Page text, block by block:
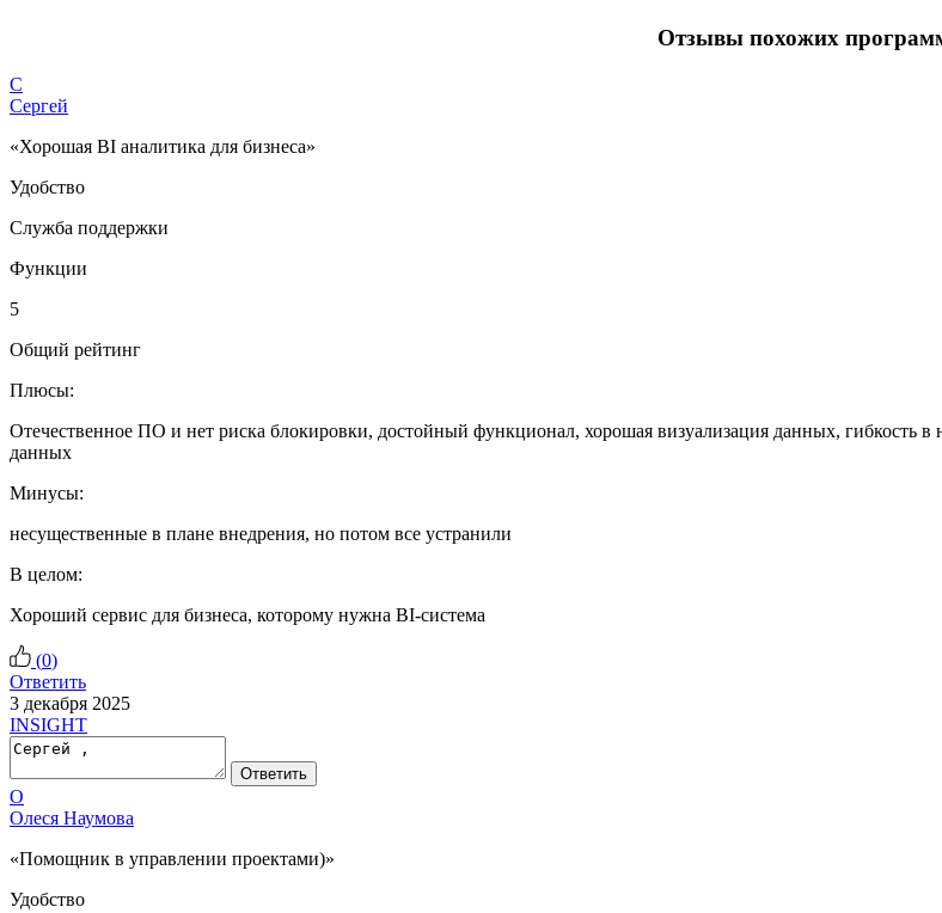
Отзывы похожих
С
Сергей
«Хорошая BI аналитика для бизнеса»
Удобство
Служба поддержки
Функции
5
Общий рейтинг
Плюсы:
Отечественное ПО и нет риска блокировки, достойный функционал, хорошая визуализация данных, гибкость в
данных
Минусы:
несущественные в плане внедрения, но потом все устранили
В целом:
Хороший сервис для бизнеса, которому нужна BI-система
(0)
Ответить
3 декабря 2025
INSIGHT
Ответить
О
Олеся Наумова
«Помощник в управлении проектами)»
Удобство